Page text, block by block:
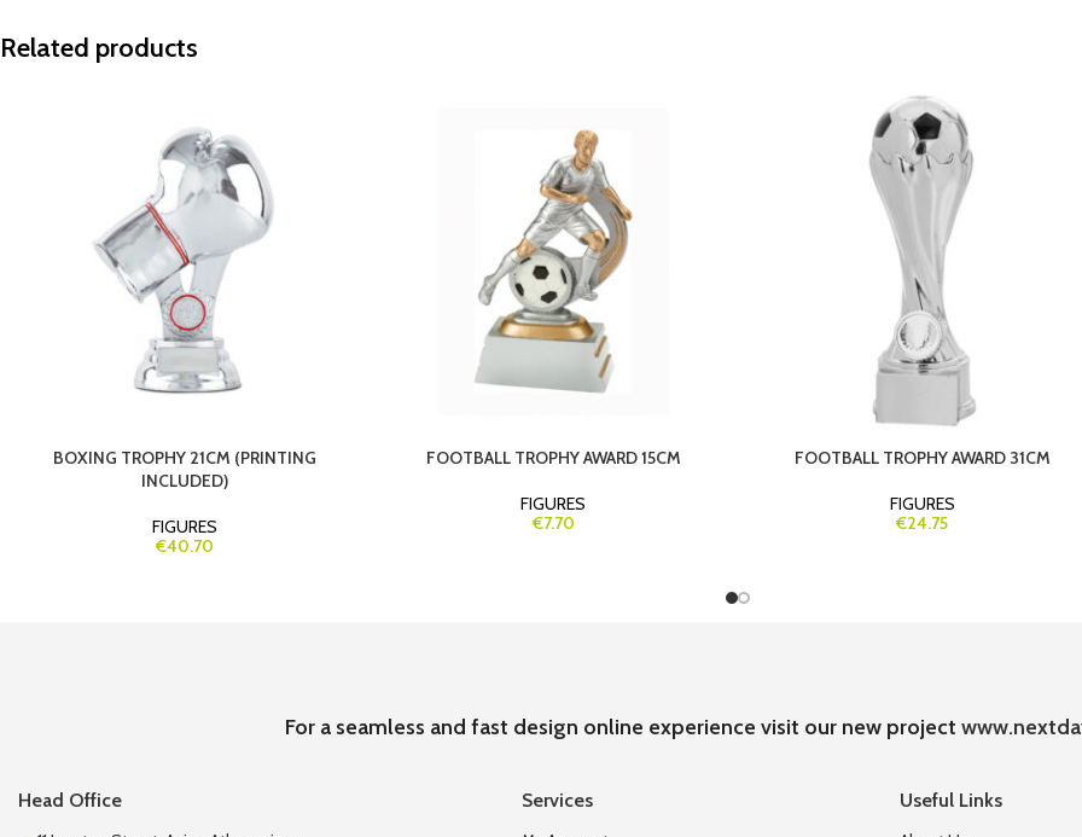
Related products
BOXING TROPHY 21CM (PRINTING
INCLUDED)
FIGURES
€40.70
FOOTBALL TROPHY AWARD 15CM
FIGURES
€7.70
FOOTBALL TROPHY AWARD 31CM
FIGURES
€24.75
For a seamless and fast design online experience visit our new project
Head Office Services Useful Links